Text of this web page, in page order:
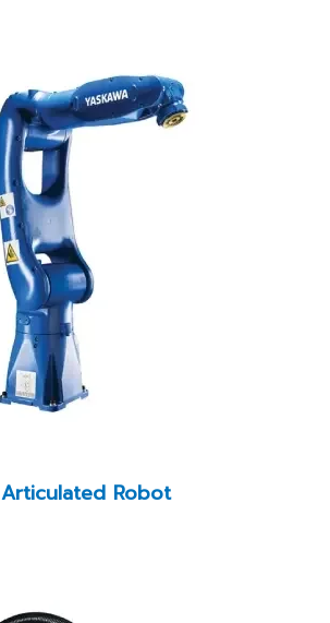
Articulated Robot